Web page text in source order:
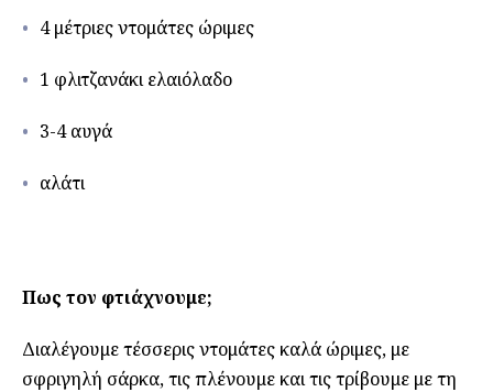
4 μέτριες ντομάτες ώριμες
1 φλιτζανάκι ελαιόλαδο
3-4 αυγά
αλάτι
Πως τον φτιάχνουμε;
Διαλέγουμε τέσσερις ντομάτες καλά ώριμες, με
σφριγηλή σάρκα, τις πλένουμε και τις τρίβουμε με τη